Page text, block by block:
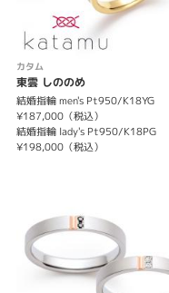
カタム
東雲 しののめ
結婚指輪 men's Pt950/K18YG
¥187,000（税込）
結婚指輪 lady's Pt950/K18PG
¥198,000（税込）